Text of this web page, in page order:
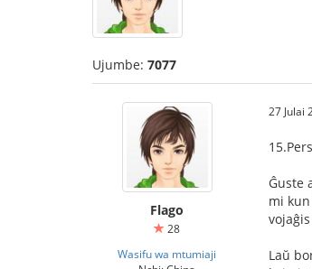
Ujumbe: 7077
Flago
28
Wasifu wa mtumiaji
27 Julai
Ĝuste
mi
Laŭ